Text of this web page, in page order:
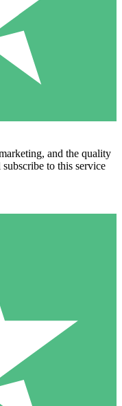
and the quality
to this service